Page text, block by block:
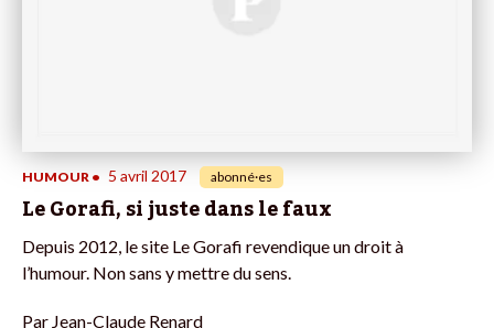
HUMOUR • 5 avril 2017 abonné·es
Le Gorafi, si juste dans le faux
Depuis 2012, le site Le Gorafi revendique un droit à
l’humour. Non sans y mettre du sens.
Par Jean-Claude Renard